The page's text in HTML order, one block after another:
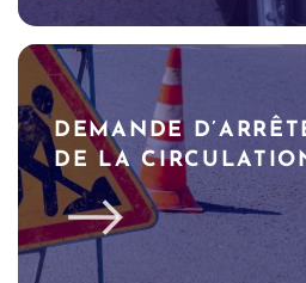
DEMANDE
DE LA